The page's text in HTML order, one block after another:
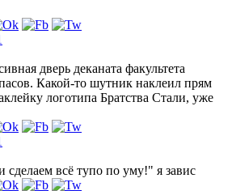
дверь деканата факультета
Какой-то шутник наклеил прям
логотипа Братства Стали, уже
сделаем всё тупо по уму!" я завис